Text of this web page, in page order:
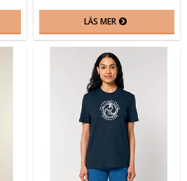
LÄS MER